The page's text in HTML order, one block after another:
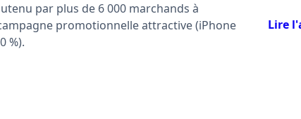
par plus de 6 000 marchands à
promotionnelle attractive (iPhone
%).
Lire